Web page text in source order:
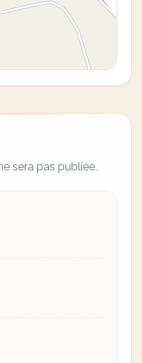
sera pas publiée.